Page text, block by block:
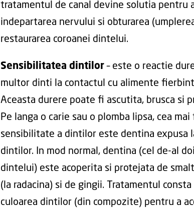
tratamentul de canal devine solutia pentru
indepartarea nervului si obturarea
restaurarea coroanei dintelui.
Sensibilitatea dintilor – este o reactie
multor dinti la contactul cu alimente
Aceasta durere poate fi ascutita, brusca si
Pe langa o carie sau o plomba lipsa, cea
sensibilitate a dintilor este dentina expusa
dintilor. In mod normal, dentina (cel de-al
dintelui) este acoperita si protejata de
(la radacina) si de gingii. Tratamentul
culoarea dintilor (din compozite) pentru a